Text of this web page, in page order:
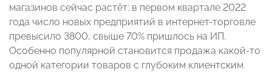
магазинов сейчас растёт: в первом квартале 2022
года число новых предприятий в интернет-торговле
превысило 3800, свыше 70% пришлось на ИП.
Особенно популярной становится продажа какой-то
одной категории товаров с глубоким клиентским